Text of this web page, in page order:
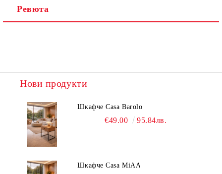
Ревюта
Нови продукти
Шкафче Casa Barolo
€49.00 95.84лв.
Шкафче Casa MiAA